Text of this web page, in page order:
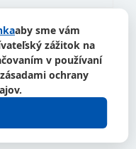
Netcatu?
Netcat z
aby sme vám
zážitok na
v používaní
ochrany